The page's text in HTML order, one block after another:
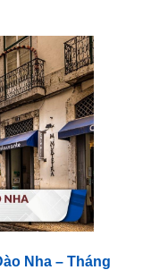
Nha – Tháng